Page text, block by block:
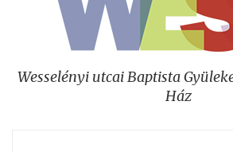
Wesselényi utcai Baptista
Ház